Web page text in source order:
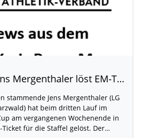
Winnender Jens Mergenthaler löst EM-Ticket und ist Deutscher Hochschulsportler des Jahres
stammende Jens Mergenthaler (LG
hat beim dritten Lauf im
am vergangenen Wochenende in
Ticket für die Staffel gelöst. Der…